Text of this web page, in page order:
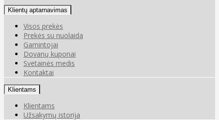
Klientų aptarnavimas
Visos prekės
Prekės su nuolaida
Gamintojai
Dovanų kuponai
Svetainės medis
Kontaktai
Klientams
Klientams
Užsakymų istorija